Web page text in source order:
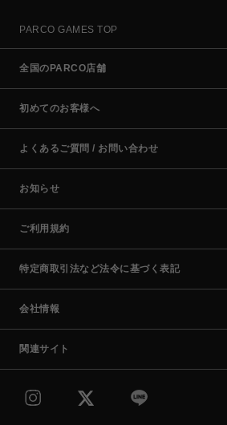
PARCO GAMES TOP
全国のPARCO店舗
初めてのお客様へ
よくあるご質問 / お問い合わせ
お知らせ
ご利用規約
特定商取引法など法令に基づく表記
会社情報
関連サイト